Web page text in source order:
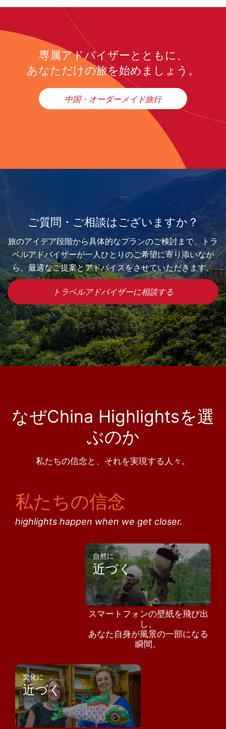
専属アドバイザーとともに、
あなただけの旅を始めましょう。
中国・オーダーメイド旅行
ご質問・ご相談はございますか？
旅のアイデア段階から具体的なプランのご検討まで、トラ
ベルアドバイザーが一人ひとりのご希望に寄り添いなが
ら、最適なご提案とアドバイスをさせていただきます。
トラベルアドバイザーに相談する
なぜChina Highlightsを選
ぶのか
私たちの信念と、それを実現する人々。
私たちの信念
highlights happen when we get closer.
自然に
近づく
スマートフォンの壁紙を飛び出
し、
あなた自身が風景の一部になる
瞬間。
文化に
近づく